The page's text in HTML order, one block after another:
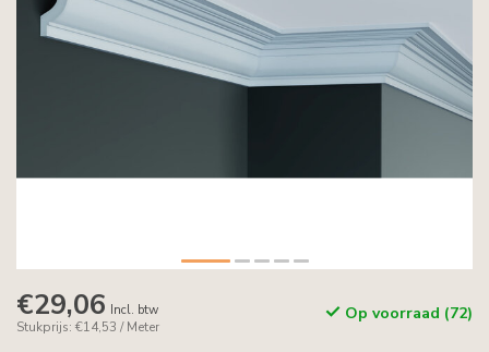
€29,06 Incl. btw
Stukprijs: €14,53 / Meter
Op voorraad (72)